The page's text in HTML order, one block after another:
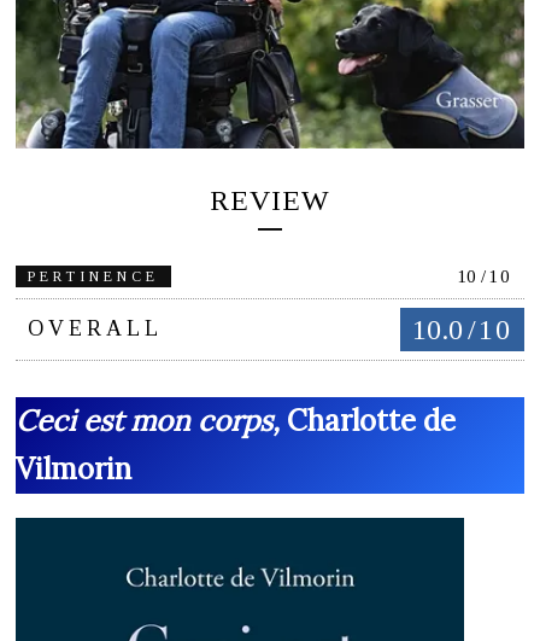
REVIEW
PERTINENCE 10 /10
OVERALL 10.0/10
Ceci est mon corps, Charlotte de
Vilmorin